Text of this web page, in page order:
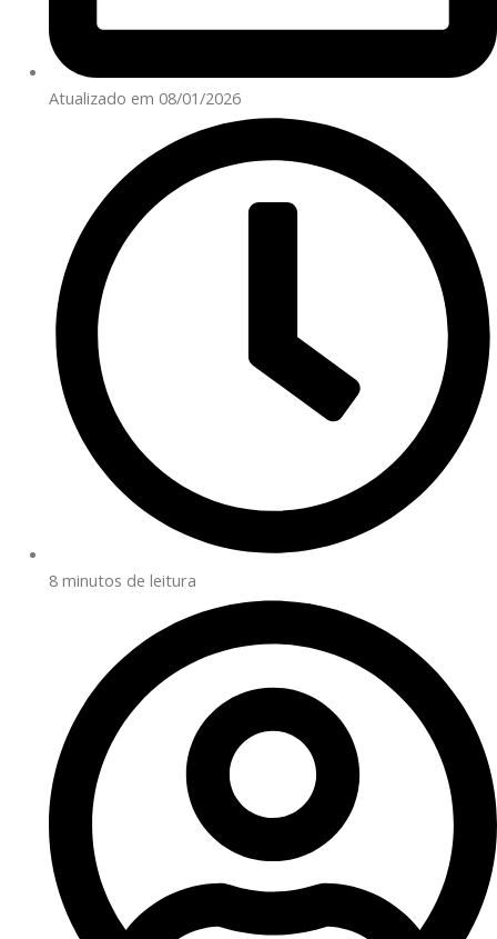
Atualizado em 08/01/2026
8 minutos de leitura